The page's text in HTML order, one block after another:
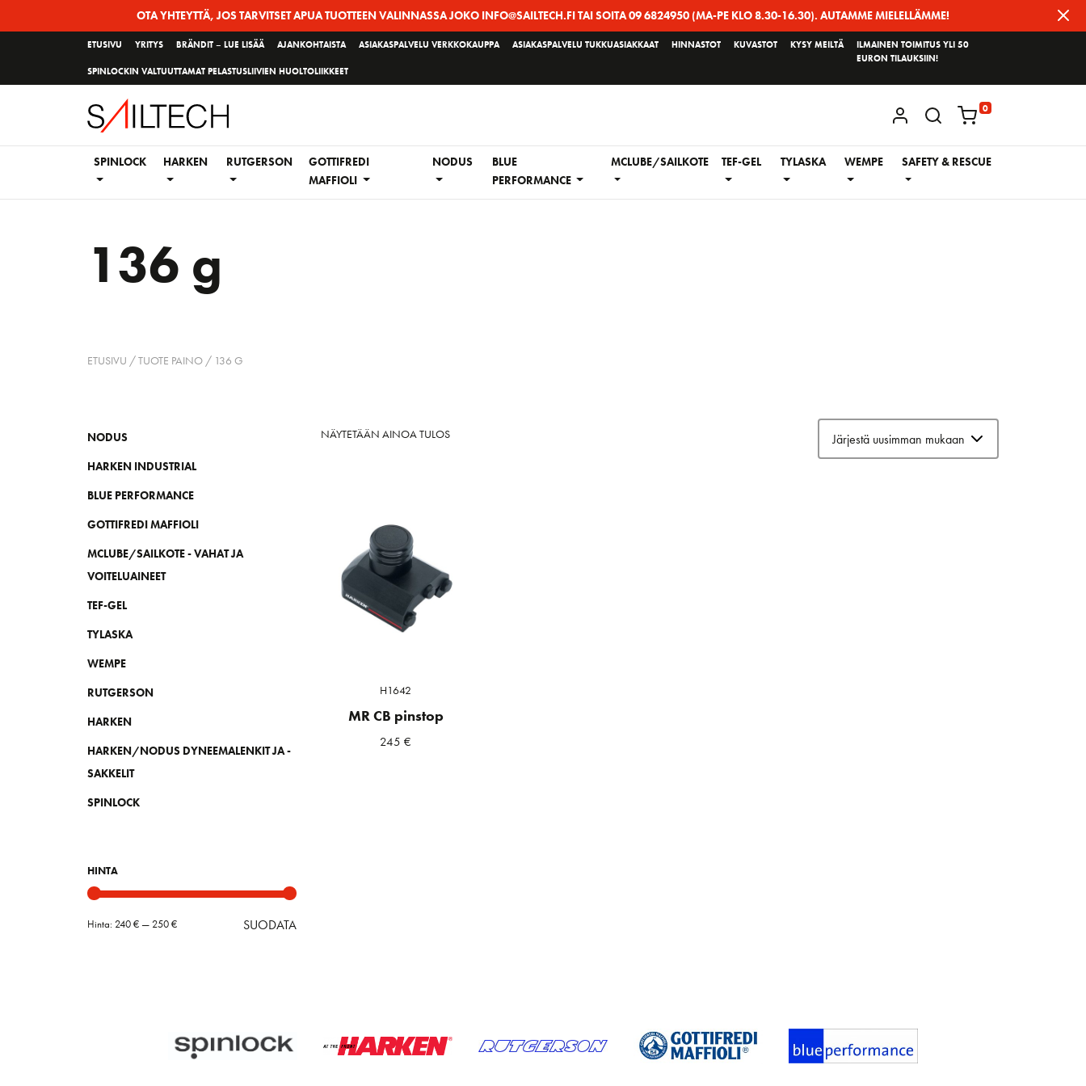
OTA YHTEYTTÄ, JOS TARVITSET APUA TUOTTEEN VALINNASSA JOKO INFO@SAILTECH.FI TAI SOITA 09 6824950 (MA-PE KLO 8.30-16.30). AUTAMME MIELELLÄMME!
ETUSIVU YRITYS BRÄNDIT – LUE LISÄÄ AJANKOHTAISTA ASIAKASPALVELU VERKKOKAUPPA ASIAKASPALVELU TUKKUASIAKKAAT HINNASTOT KUVASTOT KYSY MEILTÄ
SPINLOCKIN VALTUUTTAMAT PELASTUSLIIVIEN HUOLTOLIIKKEET
ILMAINEN TOIMITUS YLI 50
EURON TILAUKSIIN!
KIRJAUDU / REKISTERÖIDY
0
SPINLOCK HARKEN RUTGERSON
GOTTIFREDI
MAFFIOLI
NODUS
BLUE
PERFORMANCE
MCLUBE/SAILKOTE TEF-GEL TYLASKA WEMPE SAFETY & RESCUE
136 g
ETUSIVU / TUOTE PAINO / 136 G
NODUS
HARKEN INDUSTRIAL
BLUE PERFORMANCE
GOTTIFREDI MAFFIOLI
MCLUBE/SAILKOTE - VAHAT JA
VOITELUAINEET
TEF-GEL
TYLASKA
WEMPE
RUTGERSON
HARKEN
HARKEN/NODUS DYNEEMALENKIT JA -
SAKKELIT
SPINLOCK
HINTA
Minimihinta
Maksimihinta
SUODATA
Hinta: 240 €— 250 €
NÄYTETÄÄN AINOA TULOS
H1642
MR CB pinstop
245€